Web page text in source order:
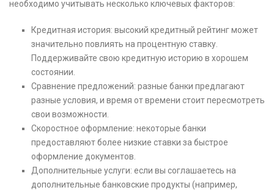
необходимо учитывать несколько ключевых факторов:
Кредитная история: высокий кредитный рейтинг может
значительно повлиять на процентную ставку.
Поддерживайте свою кредитную историю в хорошем
состоянии.
Сравнение предложений: разные банки предлагают
разные условия, и время от времени стоит пересмотреть
свои возможности.
Скоростное оформление: некоторые банки
предоставляют более низкие ставки за быстрое
оформление документов.
Дополнительные услуги: если вы соглашаетесь на
дополнительные банковские продукты (например,